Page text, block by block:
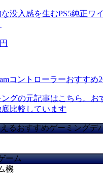
没入感を生むPS5純正ワ
コントローラーおすすめ
ングの元記事はこちら。お
比較しています
るおすすめゲーミングデ
ーム
機